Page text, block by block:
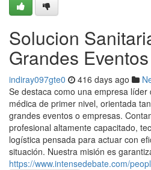
Solucion
Grandes Eventos
indiray097gte0 416 days ago
Se destaca como una empresa
médica de primer nivel, orientada
grandes eventos o empresas.
profesional altamente capacitado,
logística pensada para actuar con
situación. Nuestra misión es
https://www.intensedebate.com/